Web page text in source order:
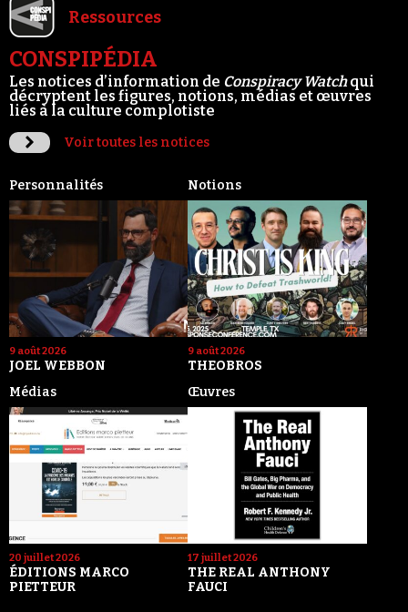
Ressources
CONSPIPÉDIA
Les notices d’information de Conspiracy Watchqui
décryptent les figures, notions, médias et œuvres
liés à la culture complotiste
Voir toutes les notices
Personnalités
9 août 2026
JOEL WEBBON
Notions
9 août 2026
THEOBROS
Médias
20 juillet 2026
ÉDITIONS MARCO
PIETTEUR
Œuvres
17 juillet 2026
THE REAL ANTHONY
FAUCI